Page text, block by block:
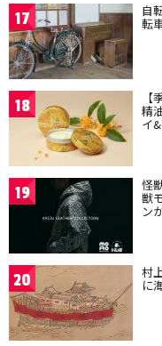
17 自
転
18 精
イ
19 怪
獣
ン
20 村
に